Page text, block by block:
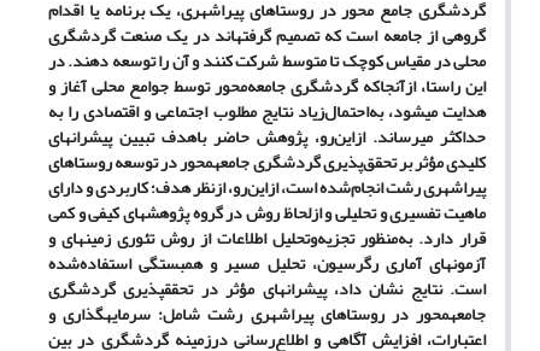
گردشگری جامع محور در روستاهای پیراشهری، یک برنامه یا اقدام
گروهی از جامعه است که تصمیم گرفته­اند در یک صنعت گردشگری
محلی در مقیاس کوچک تا متوسط شرکت کنند و آن را توسعه دهند. در
این راستا، ازآنجاکه گردشگری جامعه‌محور توسط جوامع محلی آغاز و
هدایت می­شود، به‌احتمال‌زیاد نتایج مطلوب اجتماعی و اقتصادی را به
حداکثر می­رساند. ازاین‌رو، پژوهش حاضر باهدف تبیین پیشران­های
کلیدی مؤثر بر تحقق‌پذیری گردشگری جامعه­محور در توسعه روستاهای
پیراشهری رشت انجام‌شده است، ازاین‌رو، ازنظر هدف؛ کاربردی و دارای
ماهیت تفسیری و تحلیلی و ازلحاظ روش در گروه پژوهش­های کیفی و کمی
قرار دارد. به‌منظور تجزیه‌وتحلیل اطلاعات از روش تئوری زمینه­ای و
آزمون­های آماری رگرسیون، تحلیل مسیر و همبستگی استفاده‌شده
است. نتایج نشان داد، پیشران­های مؤثر در تحقق­پذیری گردشگری
جامعه­محور در روستاهای پیراشهری رشت شامل: سرمایه­گذاری و
اعتبارات، افزایش آگاهی و اطلاع‌رسانی درزمینه گردشگری در بین